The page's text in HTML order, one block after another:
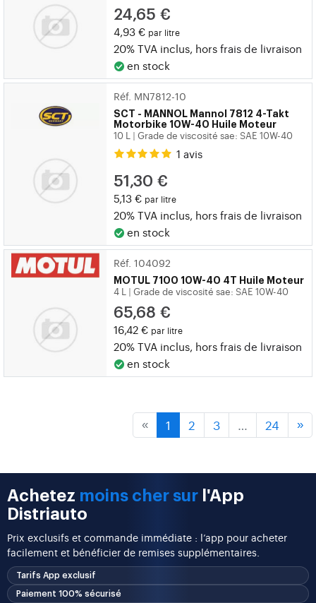
24,65 €
4,93 € par litre
20% TVA inclus, horsfrais de livraison
en stock
Réf. MN7812-10
SCT - MANNOL Mannol 7812 4-Takt
Motorbike 10W-40 Huile Moteur
10 L Grade de viscosité sae: SAE 10W-40
1 avis
51,30 €
5,13 € par litre
20% TVA inclus, horsfrais de livraison
en stock
Réf. 104092
MOTUL 7100 10W-40 4T Huile Moteur
4 L Grade de viscosité sae: SAE 10W-40
65,68 €
16,42 € par litre
20% TVA inclus, horsfrais de livraison
en stock
« 1 2 3 … 24 »
Achetez moins cher sur l'App
Distriauto
Prix exclusifs et commande immédiate : l’app pour acheter
facilement et bénéficier de remises supplémentaires.
Tarifs App exclusif
Paiement 100% sécurisé